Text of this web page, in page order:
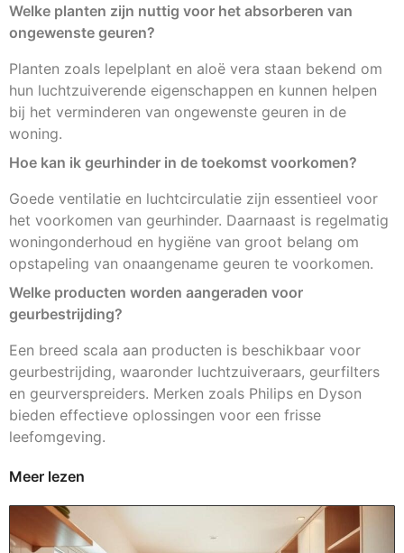
Welke planten zijn nuttig voor het absorberen van
ongewenste geuren?
Planten zoals lepelplant en aloë vera staan bekend om
hun luchtzuiverende eigenschappen en kunnen helpen
bij het verminderen van ongewenste geuren in de
woning.
Hoe kan ik geurhinder in de toekomst voorkomen?
Goede ventilatie en luchtcirculatie zijn essentieel voor
het voorkomen van geurhinder. Daarnaast is regelmatig
woningonderhoud en hygiëne van groot belang om
opstapeling van onaangename geuren te voorkomen.
Welke producten worden aangeraden voor
geurbestrijding?
Een breed scala aan producten is beschikbaar voor
geurbestrijding, waaronder luchtzuiveraars, geurfilters
en geurverspreiders. Merken zoals Philips en Dyson
bieden effectieve oplossingen voor een frisse
leefomgeving.
Meer lezen